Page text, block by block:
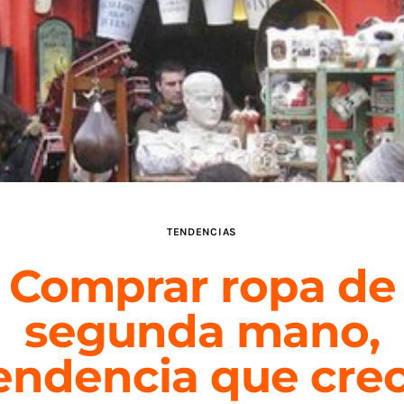
TENDENCIAS
Comprar ropa de
segunda mano,
que